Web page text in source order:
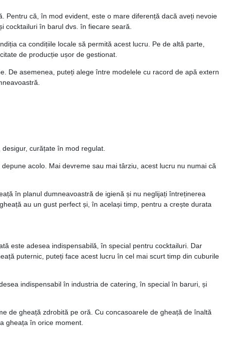
Pentru că, în mod evident, este o mare diferență dacă aveți nevoie
cocktailuri în barul dvs. în fiecare seară.
ca condițiile locale să permită acest lucru. Pe de altă parte,
de producție ușor de gestionat.
De asemenea, puteți alege între modelele cu racord de apă extern
curățate în mod regulat.
acolo. Mai devreme sau mai târziu, acest lucru nu numai că
în planul dumneavoastră de igienă și nu neglijați întreținerea
au un gust perfect și, în același timp, pentru a crește durata
este adesea indispensabilă, în special pentru cocktailuri. Dar
puternic, puteți face acest lucru în cel mai scurt timp din cuburile
indispensabil în industria de catering, în special în baruri, și
de gheață zdrobită pe oră. Cu concasoarele de gheață de înaltă
gheața în orice moment.